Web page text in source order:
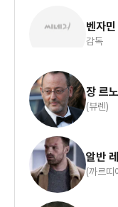
벤자민
감독
장 르노
(뷰렌)
알반
(까르띠